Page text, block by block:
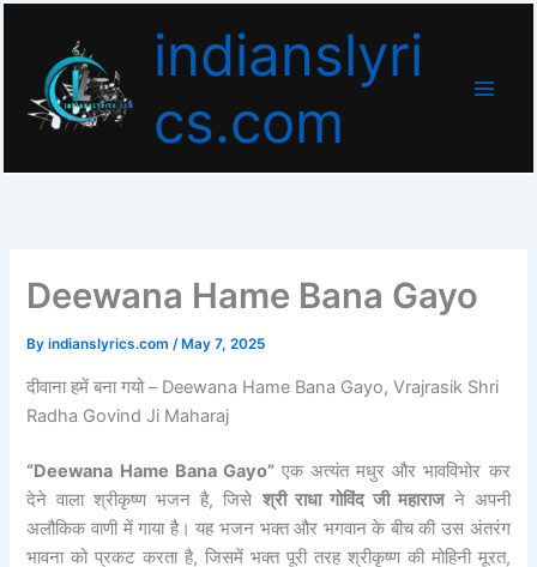
content
indianslyri
cs.com
Deewana Hame Bana Gayo
Byindianslyrics.com/ May 7, 2025
दीवाना हमें बना गयो – Deewana Hame Bana Gayo, Vrajrasik Shri
Radha Govind Ji Maharaj
“Deewana Hame Bana Gayo”एक अत्यंत मधुर और भावविभोर कर
देने वाला श्रीकृष्ण भजन है, जिसे श्री राधा गोविंद जी महाराजने अपनी
अलौकिक वाणी में गाया है। यह भजन भक्त और भगवान के बीच की उस अंतरंग
भावना को प्रकट करता है, जिसमें भक्त पूरी तरह श्रीकृष्ण की मोहिनी मूरत,